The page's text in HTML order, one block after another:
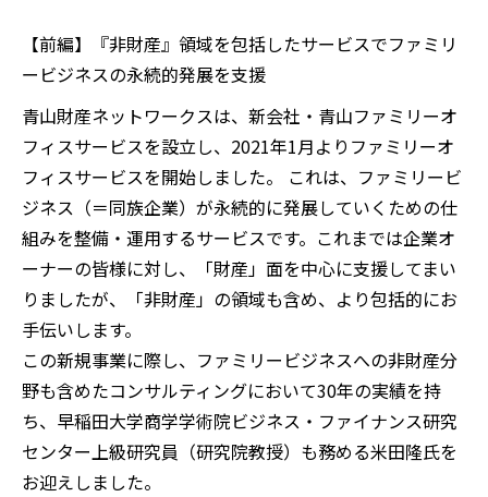
【前編】『非財産』領域を包括したサービスでファミリ
ービジネスの永続的発展を支援
青山財産ネットワークスは、新会社・青山ファミリーオ
フィスサービスを設立し、2021年1月よりファミリーオ
フィスサービスを開始しました。 これは、ファミリービ
ジネス（＝同族企業）が永続的に発展していくための仕
組みを整備・運用するサービスです。これまでは企業オ
ーナーの皆様に対し、「財産」面を中心に支援してまい
りましたが、「非財産」の領域も含め、より包括的にお
手伝いします。
この新規事業に際し、ファミリービジネスへの非財産分
野も含めたコンサルティングにおいて30年の実績を持
ち、早稲田大学商学学術院ビジネス・ファイナンス研究
センター上級研究員（研究院教授）も務める米田隆氏を
お迎えしました。